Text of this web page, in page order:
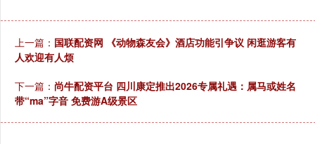
上一篇： 国联配资网 《动物森友会》酒店功能引争议 闲逛游客有
人欢迎有人烦
下一篇： 尚牛配资平台 四川康定推出2026专属礼遇：属马或姓名
带“ma”字音 免费游A级景区